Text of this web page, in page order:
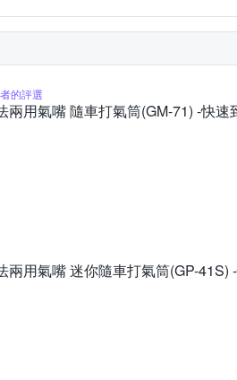
的評選
兩用氣嘴 隨車打氣筒(GM-71) -快速
兩用氣嘴 迷你隨車打氣筒(GP-41S)